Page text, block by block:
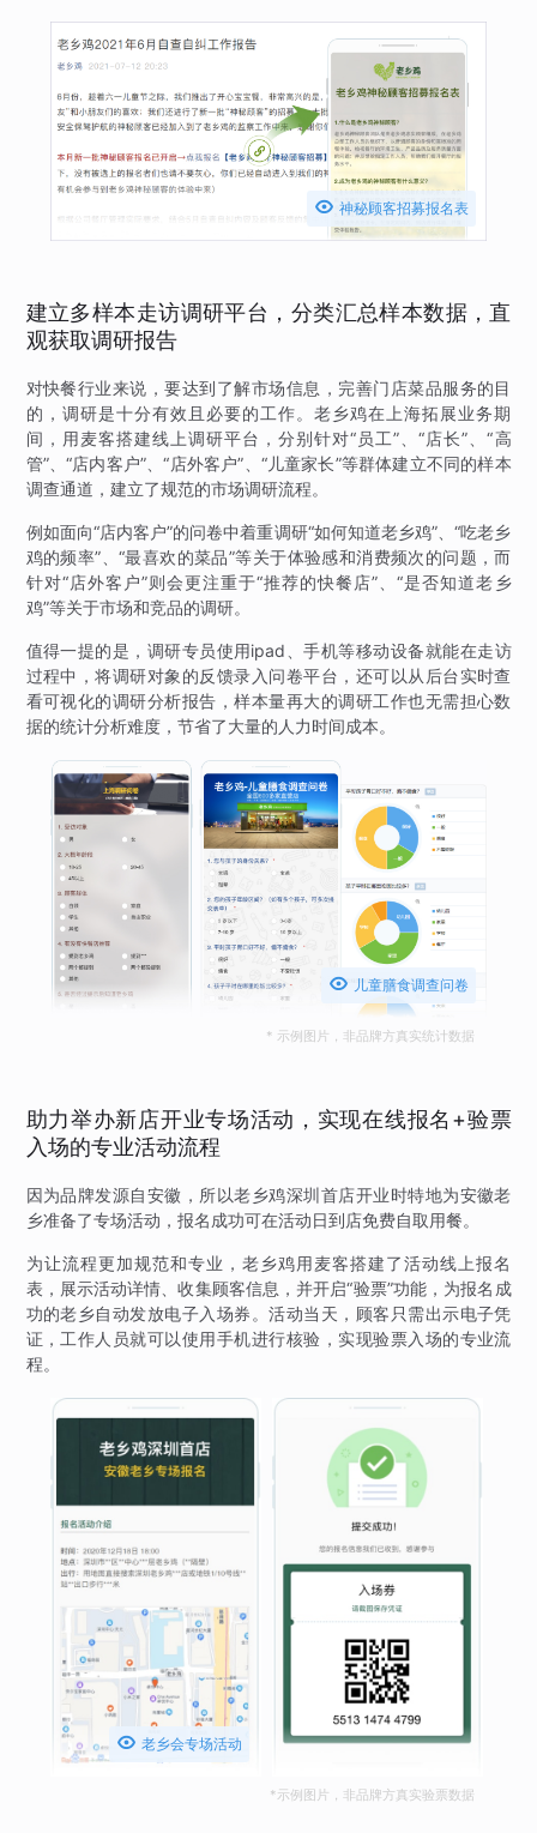
 神秘顾客招募报名表
建立多样本走访调研平台，分类汇总样本数据，直
观获取调研报告
对快餐行业来说，要达到了解市场信息，完善门店菜品服务的目
的，调研是十分有效且必要的工作。老乡鸡在上海拓展业务期
间，用麦客搭建线上调研平台，分别针对“员工”、“店长”、“高
管”、“店内客户”、“店外客户”、“儿童家长”等群体建立不同的样本
调查通道，建立了规范的市场调研流程。
例如面向“店内客户”的问卷中着重调研“如何知道老乡鸡”、“吃老乡
鸡的频率”、“最喜欢的菜品”等关于体验感和消费频次的问题，而
针对“店外客户”则会更注重于“推荐的快餐店”、“是否知道老乡
鸡”等关于市场和竞品的调研。
值得一提的是，调研专员使用ipad、手机等移动设备就能在走访
过程中，将调研对象的反馈录入问卷平台，还可以从后台实时查
看可视化的调研分析报告，样本量再大的调研工作也无需担心数
据的统计分析难度，节省了大量的人力时间成本。
 儿童膳食调查问卷
* 示例图片，非品牌方真实统计数据
助力举办新店开业专场活动，实现在线报名+验票
入场的专业活动流程
因为品牌发源自安徽，所以老乡鸡深圳首店开业时特地为安徽老
乡准备了专场活动，报名成功可在活动日到店免费自取用餐。
为让流程更加规范和专业，老乡鸡用麦客搭建了活动线上报名
表，展示活动详情、收集顾客信息，并开启“验票”功能，为报名成
功的老乡自动发放电子入场券。活动当天，顾客只需出示电子凭
证，工作人员就可以使用手机进行核验，实现验票入场的专业流
程。
 老乡会专场活动
*示例图片，非品牌方真实验票数据